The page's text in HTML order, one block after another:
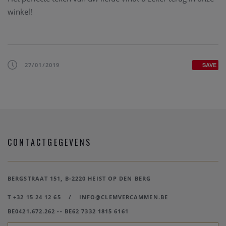
winkel!
27/01/2019 SAVE
CONTACTGEGEVENS
BERGSTRAAT 151, B-2220 HEIST OP DEN BERG
T +32 15 24 12 65 /
INFO@CLEMVERCAMMEN.BE
BE0421.672.262 -- BE62 7332 1815 6161